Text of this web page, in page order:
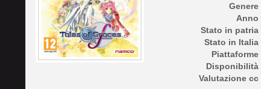
Genere
Anno
Stato in patria
Stato in Italia
Piattaforme
Disponibilità
Valutazione cc